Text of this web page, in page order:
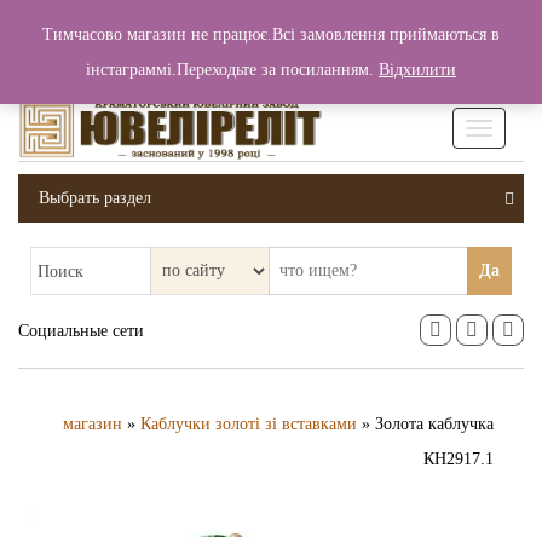
Вход / Регистрация 0 грн.
Выбрать раздел
Поиск Да
Социальные сети
магазин » Каблучки золоті зі вставками » Золота каблучка
КН2917.1
Тимчасово магазин не працює.Всі замовлення приймаються в
інстаграммі.Переходьте за посиланням. Відхилити